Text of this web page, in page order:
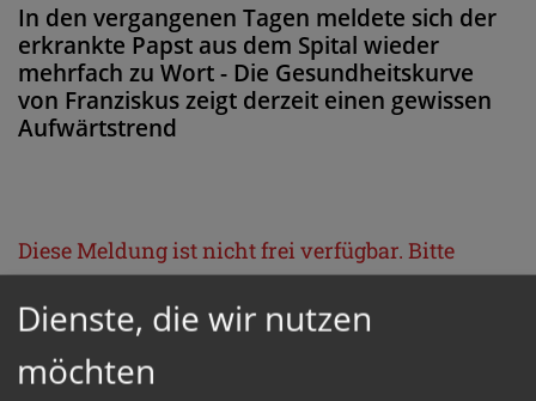
In den vergangenen Tagen meldete sich der
erkrankte Papst aus dem Spital wieder
mehrfach zu Wort - Die Gesundheitskurve
von Franziskus zeigt derzeit einen gewissen
Aufwärtstrend
Diese Meldung ist nicht frei verfügbar. Bitte
ProduktKathpress_online.
Dienste, die wir nutzen
möchten